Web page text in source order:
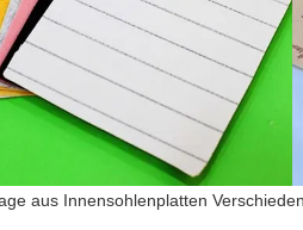
aus Innensohlenplatten